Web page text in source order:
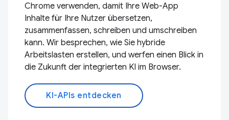
Chrome verwenden, damit Ihre Web-App
Inhalte für Ihre Nutzer übersetzen,
zusammenfassen, schreiben und umschreiben
kann. Wir besprechen, wie Sie hybride
Arbeitslasten erstellen, und werfen einen Blick in
die Zukunft der integrierten KI im Browser.
KI-APIs entdecken